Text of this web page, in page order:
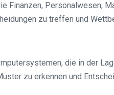
Finanzen, Personalwesen,
zu treffen und
die in der
zu erkennen und